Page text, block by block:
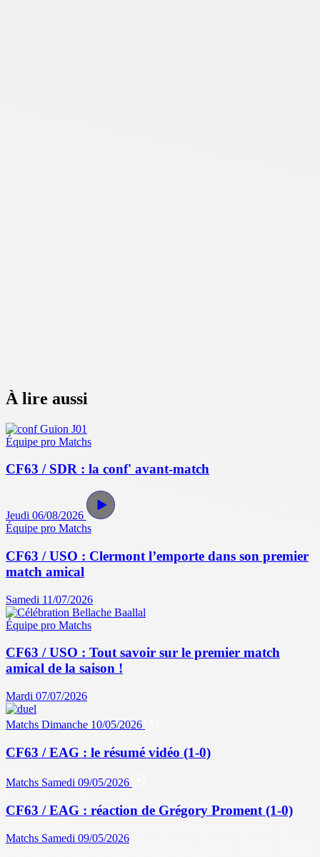
À lire aussi
Équipe pro Matchs
CF63 / SDR : la conf' avant-match
Jeudi 06/08/2026
Équipe pro Matchs
CF63 / USO : Clermont l’emporte dans son premier
match amical
Samedi 11/07/2026
Équipe pro Matchs
CF63 / USO : Tout savoir sur le premier match
amical de la saison !
Mardi 07/07/2026
Matchs Dimanche 10/05/2026
CF63 / EAG : le résumé vidéo (1-0)
Matchs Samedi 09/05/2026
CF63 / EAG : réaction de Grégory Proment (1-0)
Matchs Samedi 09/05/2026